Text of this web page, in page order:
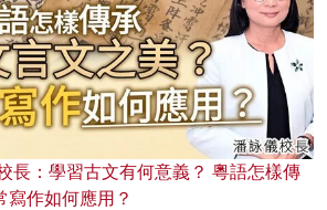
長：學習古文有何意義？ 粵語怎樣傳
寫作如何應用？